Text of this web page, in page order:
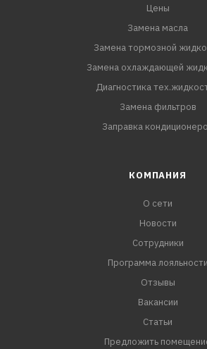
Цены
Замена масла
Замена тормозной
Замена охлаждающей
Диагностика
Замена фильтров
Заправка
КОМПАНИЯ
О сети
Новости
Сотрудники
Программа лояльности
Отзывы
Вакансии
Статьи
Предложить